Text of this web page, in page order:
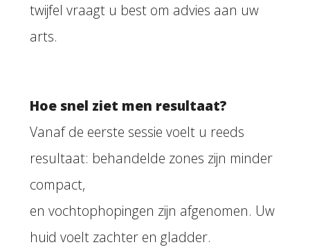
twijfel vraagt u best om advies aan uw
arts.
Hoe snel ziet men resultaat?
Vanaf de eerste sessie voelt u reeds
resultaat: behandelde zones zijn minder
compact,
en vochtophopingen zijn afgenomen. Uw
huid voelt zachter en gladder.